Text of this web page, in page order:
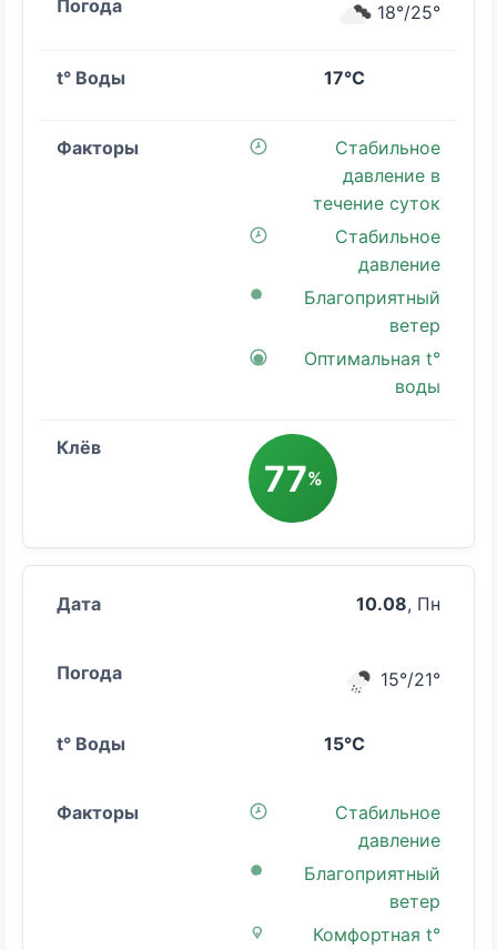
18°/25°
17°C
Стабильное
давление в
течение суток
Стабильное
давление
Благоприятный
ветер
Оптимальная t°
воды
77%
10.08, Пн
15°/21°
15°C
Стабильное
давление
Благоприятный
ветер
Комфортная t°